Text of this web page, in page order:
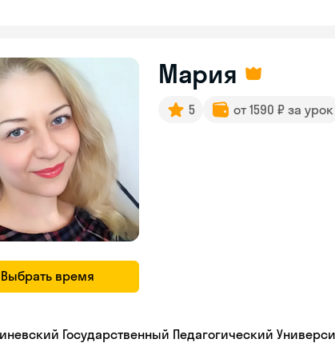
Выбрать время
Мария
5 от 1590 ₽ за урок
Государственный Педагогический